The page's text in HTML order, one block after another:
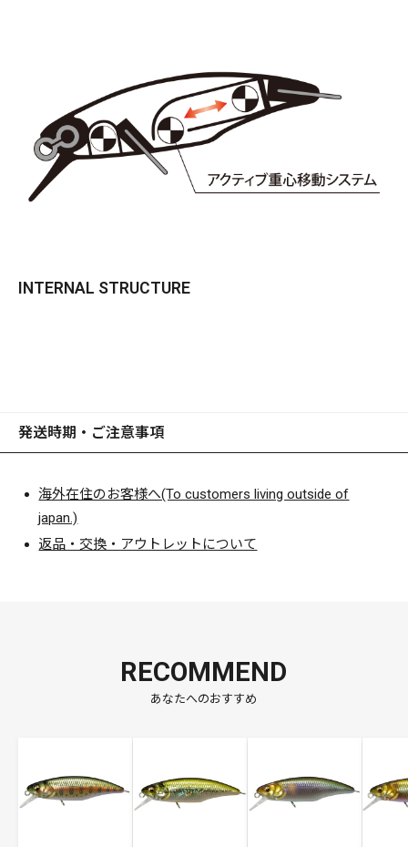
INTERNAL STRUCTURE
発送時期・ご注意事項
海外在住のお客様へ(To customers living outside of
japan.)
返品・交換・アウトレットについて
RECOMMEND
あなたへのおすすめ